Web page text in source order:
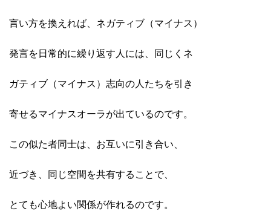
言い方を換えれば、ネガティブ（マイナス）
発言を日常的に繰り返す人には、同じくネ
ガティブ（マイナス）志向の人たちを引き
寄せるマイナスオーラが出ているのです。
この似た者同士は、お互いに引き合い、
近づき、同じ空間を共有することで、
とても心地よい関係が作れるのです。